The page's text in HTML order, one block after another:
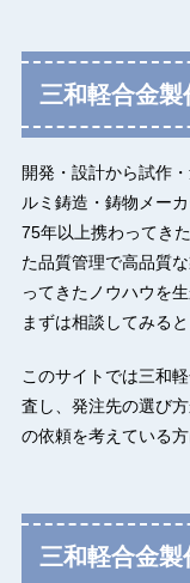
三和軽合金
開発・設計から試作
ルミ鋳造・鋳物メー
75年以上携わってき
た品質管理で高品質
ってきたノウハウを
まずは相談してみる
このサイトでは三和
査し、発注先の選び
の依頼を考えている
三和軽合金